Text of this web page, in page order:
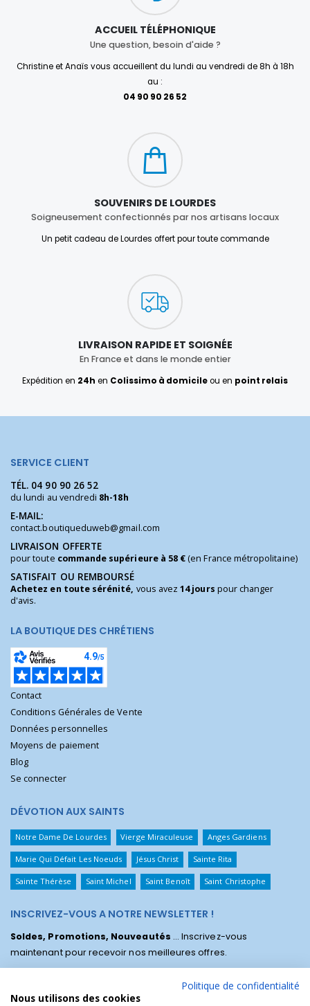
ACCUEIL TÉLÉPHONIQUE
Une question, besoin d'aide ?
Christine et Anaïs vous accueillent du lundi au vendredi de 8h à 18h
au :
04 90 90 26 52
SOUVENIRS DE LOURDES
Soigneusement confectionnés par nos artisans locaux
Un petit cadeau de Lourdes offert pour toute commande
LIVRAISON RAPIDE ET SOIGNÉE
En France et dans le monde entier
Expédition en 24h en Colissimo à domicileou en point relais
SERVICE CLIENT
TÉL. 04 90 90 26 52
du lundi au vendredi 8h-18h
E-MAIL:
contact.boutiqueduweb@gmail.com
LIVRAISON OFFERTE
pour toute commande supérieure à 58 €(en France métropolitaine)
SATISFAIT OU REMBOURSÉ
Achetez en toute sérénité, vous avez14 jours pour changer
d'avis.
LA BOUTIQUE DES CHRÉTIENS
Contact
Conditions Générales de Vente
Données personnelles
Moyens de paiement
Blog
Se connecter
DÉVOTION AUX SAINTS
Notre Dame De Lourdes Vierge Miraculeuse Anges Gardiens
Marie Qui Défait Les Noeuds Jésus Christ Sainte Rita
Sainte Thérèse Saint Michel Saint Benoît Saint Christophe
INSCRIVEZ-VOUS A NOTRE NEWSLETTER !
Soldes, Promotions, Nouveautés ... Inscrivez-vous
maintenant pour recevoir nos meilleures offres.
Politique de confidentialité
Nous utilisons des cookies